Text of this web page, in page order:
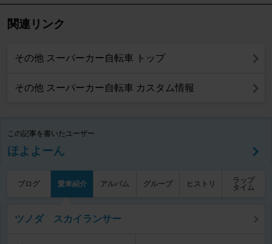
関連リンク
その他 スーパーカー自転車 トップ
その他 スーパーカー自転車 カスタム情報
この記事を書いたユーザー
ほよよーん
ブログ 愛車紹介 アルバム グループ ヒストリ
ラップ
タイム
ツノダ スカイランサー